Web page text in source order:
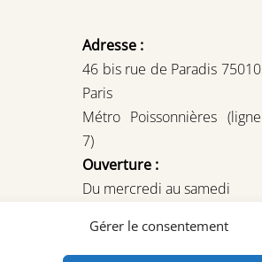
Gérer le consentement
Adresse :
46 bis rue de Paradis 75010
Paris
Métro Poissonnières (ligne
7)
Ouverture :
Du mercredi au samedi
ou sur rendez-vous